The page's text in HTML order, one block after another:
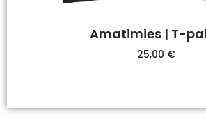
Amatimies | T-
25,00 €